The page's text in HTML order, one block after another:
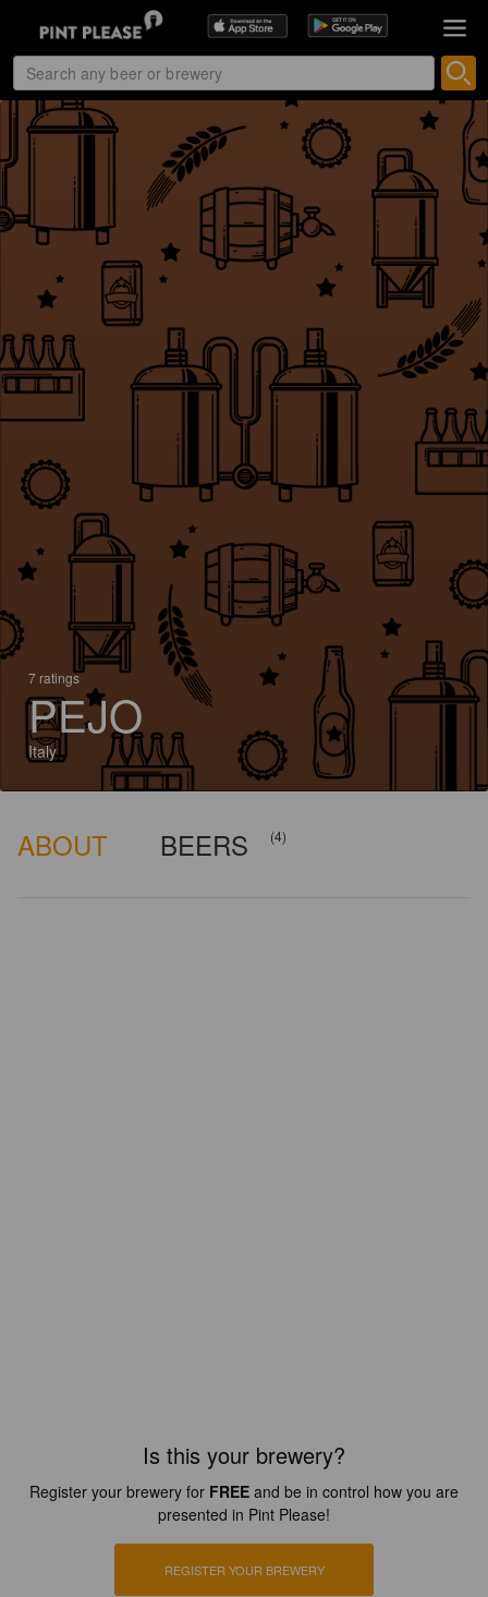
7 ratings
PEJO
Italy
ABOUT BEERS (4)
Is this your brewery?
Register your brewery for FREE and be in control how you are
presented in Pint Please!
REGISTER YOUR BREWERY